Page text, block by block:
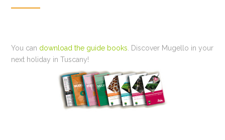
You can download the guide books . Discover Mugello in your
next holiday in Tuscany!